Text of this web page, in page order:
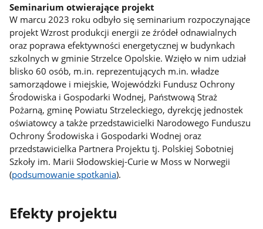
Seminarium otwierające projekt
W marcu 2023 roku odbyło się seminarium rozpoczynające
projekt Wzrost produkcji energii ze źródeł odnawialnych
oraz poprawa efektywności energetycznej w budynkach
szkolnych w gminie Strzelce Opolskie. Wzięło w nim udział
blisko 60 osób, m.in. reprezentujących m.in. władze
samorządowe i miejskie, Wojewódzki Fundusz Ochrony
Środowiska i Gospodarki Wodnej, Państwową Straż
Pożarną, gminę Powiatu Strzeleckiego, dyrekcję jednostek
oświatowcy a także przedstawicielki Narodowego Funduszu
Ochrony Środowiska i Gospodarki Wodnej oraz
przedstawicielka Partnera Projektu tj. Polskiej Sobotniej
Szkoły im. Marii Słodowskiej-Curie w Moss w Norwegii
(podsumowanie spotkania).
Efekty projektu